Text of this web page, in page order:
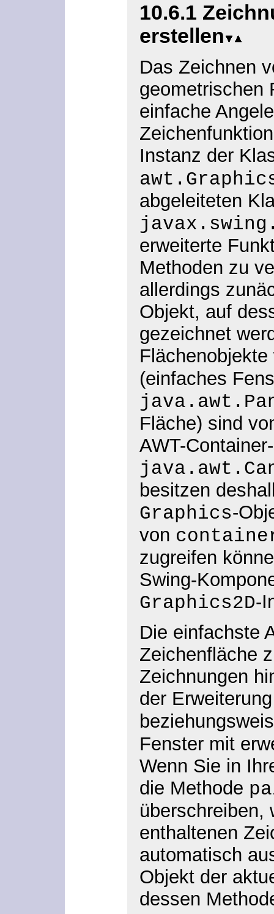
10.6.1
erstellen
Das Zeichnen
geometrischen
einfache
Instanz der
abgeleiteten
erweiterte
Methoden zu
allerdings
Objekt, auf
gezeichnet
(einfaches
Fläche) sind
AWT-
besitzen
Graphics-
von
zugreifen
Swing-
Graphics2D-
Die einfachste
Zeichenfläche
Zeichnungen
der
Fenster mit
Wenn Sie in
die Methode
überschreiben,
enthaltenen
automatisch
Objekt der
dessen